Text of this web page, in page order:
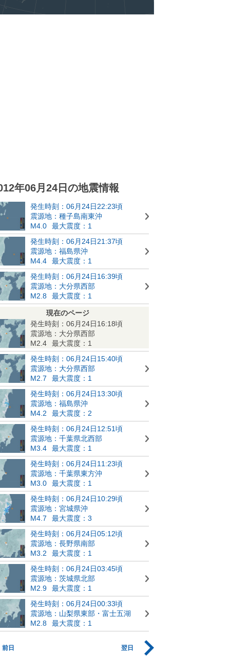
年06月24日の地震情報
発生時刻：06月24日22:23頃
震源地：種子島南東沖
M4.0
最大震度：1
発生時刻：06月24日21:37頃
震源地：福島県沖
M4.4
最大震度：1
発生時刻：06月24日16:39頃
震源地：大分県西部
M2.8
最大震度：1
現在のページ
発生時刻：06月24日16:18頃
震源地：大分県西部
M2.4
最大震度：1
発生時刻：06月24日15:40頃
震源地：大分県西部
M2.7
最大震度：1
発生時刻：06月24日13:30頃
震源地：福島県沖
M4.2
最大震度：2
発生時刻：06月24日12:51頃
震源地：千葉県北西部
M3.4
最大震度：1
発生時刻：06月24日11:23頃
震源地：千葉県東方沖
M3.0
最大震度：1
発生時刻：06月24日10:29頃
震源地：宮城県沖
M4.7
最大震度：3
発生時刻：06月24日05:12頃
震源地：長野県南部
M3.2
最大震度：1
発生時刻：06月24日03:45頃
震源地：茨城県北部
M2.9
最大震度：1
発生時刻：06月24日00:33頃
震源地：山梨県東部・富士五湖
M2.8
最大震度：1
前日 翌日